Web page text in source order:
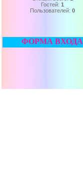
Гостей: 1
Пользователей: 0
ФОРМА ВХОДА